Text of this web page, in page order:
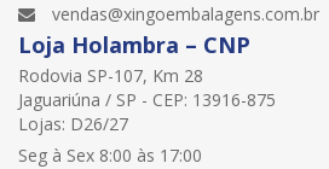
vendas@xingoembalagens.com.br
Loja Holambra – CNP
Rodovia SP-107, Km 28
Jaguariúna / SP - CEP: 13916-875
Lojas: D26/27
Seg à Sex 8:00 às 17:00